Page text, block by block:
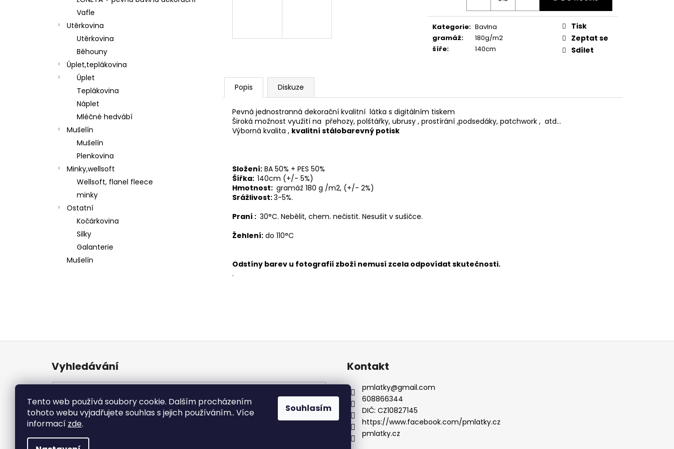
Tento web používá soubory cookie. Dalším procházením
tohoto webu vyjadřujete souhlas s jejich používáním.. Více
informací zde.
Souhlasím
Vafle
Utěrkovina
Utěrkovina
Běhouny
Úplet,teplákovina
Úplet
Teplákovina
Náplet
Mléčné hedvábí
Mušelín
Mušelín
Plenkovina
Minky,wellsoft
Wellsoft, flanel fleece
minky
Ostatní
Kočárkovina
Silky
Galanterie
Mušelín
Kategorie: Bavlna
gramáž:
180g/m2
šíře: 140cm
Tisk
Zeptat se
Sdílet
Popis Diskuze
Pevná jednostranná dekorační kvalitní látka s digitálním tiskem
Široká možnost využití na přehozy, polštářky, ubrusy , prostírání ,podsedáky, patchwork , atd...
Výborná kvalita , kvalitní stálobarevný potisk
Složení: BA 50% + PES 50%
Šířka: 140cm (+/- 5%)
Hmotnost: gramáž 180 g /m2, (+/- 2%)
Srážlivost:3-5%.
Praní : 30°C. Nebělit, chem. nečistit. Nesušit v sušičce.
Žehlení: do 110°C
Odstíny barev u fotografií zboží nemusí zcela odpovídat skutečnosti.
.
Z
Vyhledávání
HLEDAT
Kontakt
pmlatky@gmail.com
608866344
DIČ: CZ10827145
https://www.facebook.com/pmlatky.cz
pmlatky.cz